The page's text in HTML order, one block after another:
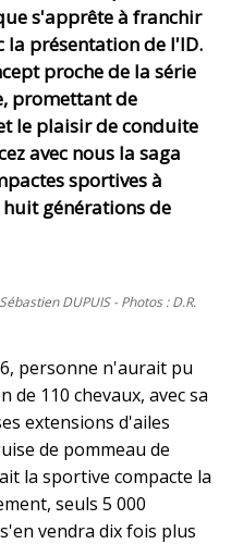
s'apprête à franchir
la présentation de l'ID.
proche de la série
promettant de
le plaisir de conduite
avec nous la saga
sportives à
générations de
DUPUIS - Photos : D.R.
personne n'aurait pu
de 110 chevaux, avec sa
extensions d'ailes
de pommeau de
la sportive compacte la
seuls 5 000
vendra dix fois plus